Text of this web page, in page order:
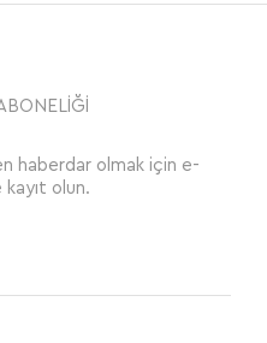
haberdar olmak için e-
olun.